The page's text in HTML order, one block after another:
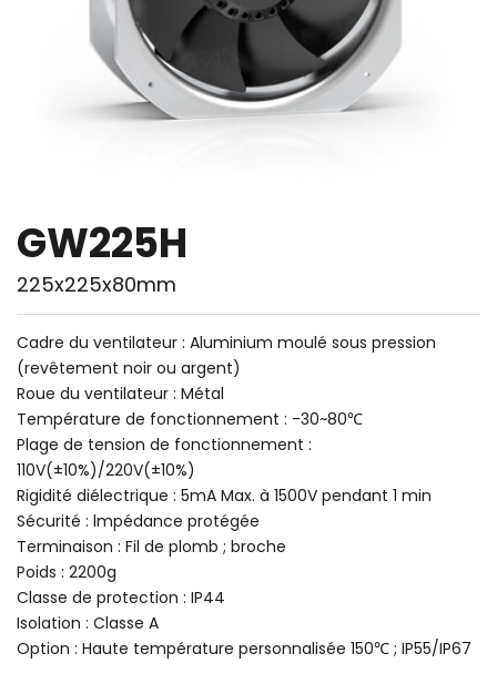
GW225H
225x225x80mm
Cadre du ventilateur : Aluminium moulé sous pression
(revêtement noir ou argent)
Roue du ventilateur : Métal
Température de fonctionnement : -30~80℃
Plage de tension de fonctionnement :
110V(±10%)/220V(±10%)
Rigidité diélectrique : 5mA Max. à 1500V pendant 1 min
Sécurité : lmpédance protégée
Terminaison : Fil de plomb ; broche
Poids : 2200g
Classe de protection : IP44
Isolation : Classe A
Option : Haute température personnalisée 150℃ ; IP55/IP67